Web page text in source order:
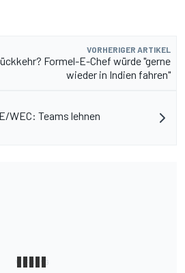
VORHERIGER ARTIKEL
Formel-E-Chef würde "gerne
wieder in Indien fahren"
WEC: Teams lehnen